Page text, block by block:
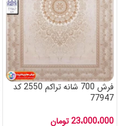
فرش 700 شانه تراکم 2550 کد
77947
23،000،000تومان